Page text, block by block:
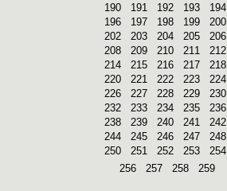
190
191 192 193 194
196
197 198 199 200
202
203 204 205 206
208
209 210 211 212
214
215 216 217 218
220
221 222 223 224
226
227 228 229 230
232
233 234 235 236
238
239 240 241 242
244
245 246 247 248
250
251 252 253 254
256
257 258 259